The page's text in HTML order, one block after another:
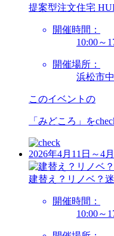
提案型注文住宅
開催時間：
10:00～
開催場所：
浜松市
このイベントの
「みどころ」を
2026年4月11日～4
建替え？リノベ？
開催時間：
10:00～